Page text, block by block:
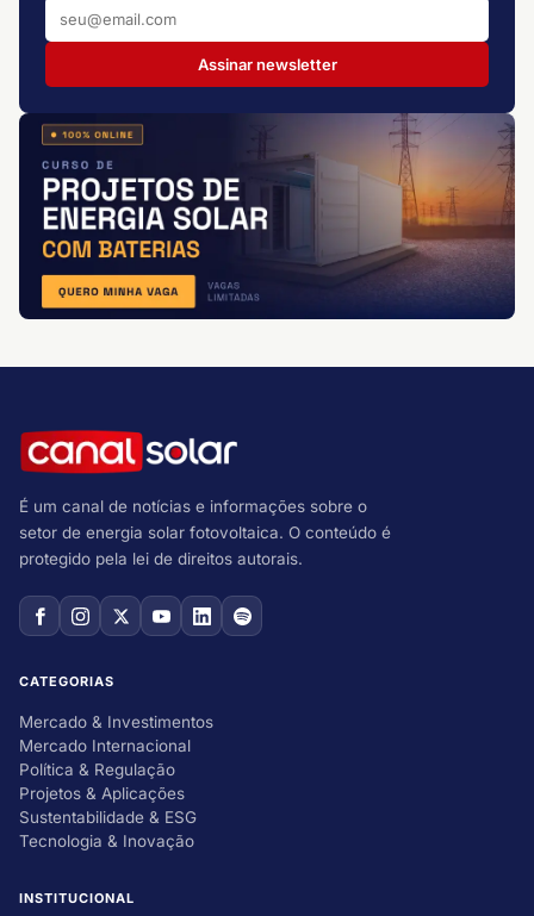
Assinar newsletter
É um canal de notícias e informações sobre o
setor de energia solar fotovoltaica. O conteúdo é
protegido pela lei de direitos autorais.
CATEGORIAS
Mercado & Investimentos
Mercado Internacional
Política & Regulação
Projetos & Aplicações
Sustentabilidade & ESG
Tecnologia & Inovação
INSTITUCIONAL